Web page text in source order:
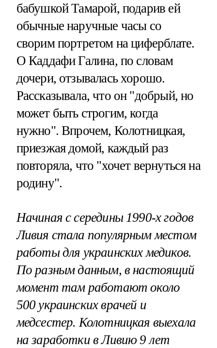
бабушкой Тамарой, подарив ей
обычные наручные часы со
сворим портретом на циферблате.
О Каддафи Галина, по словам
дочери, отзывалась хорошо.
Рассказывала, что он "добрый, но
может быть строгим, когда
нужно". Впрочем, Колотницкая,
приезжая домой, каждый раз
повторяла, что "хочет вернуться на
родину".
Начиная с середины 1990-х годов
Ливия стала популярным местом
работы для украинских медиков.
По разным данным, в настоящий
момент там работают около
500 украинских врачей и
медсестер. Колотницкая выехала
на заработки в Ливию 9 лет